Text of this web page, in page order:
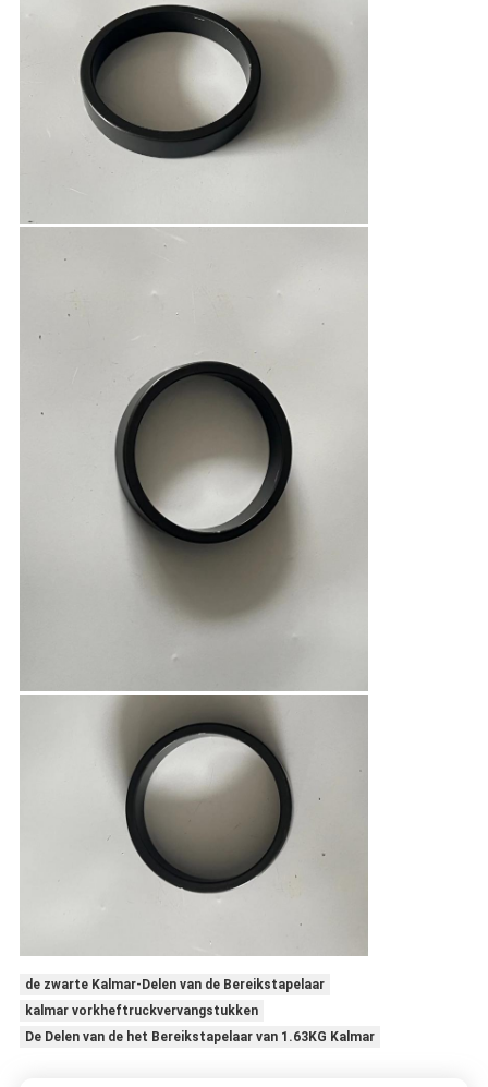
de zwarte Kalmar-Delen van de Bereikstapelaar
kalmar vorkheftruckvervangstukken
De Delen van de het Bereikstapelaar van 1.63KG Kalmar